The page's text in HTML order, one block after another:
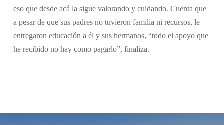
eso que desde acá la sigue valorando y cuidando. Cuenta que
a pesar de que sus padres no tuvieron familia ni recursos, le
entregaron educación a él y sus hermanos, “todo el apoyo que
he recibido no hay como pagarlo”, finaliza.